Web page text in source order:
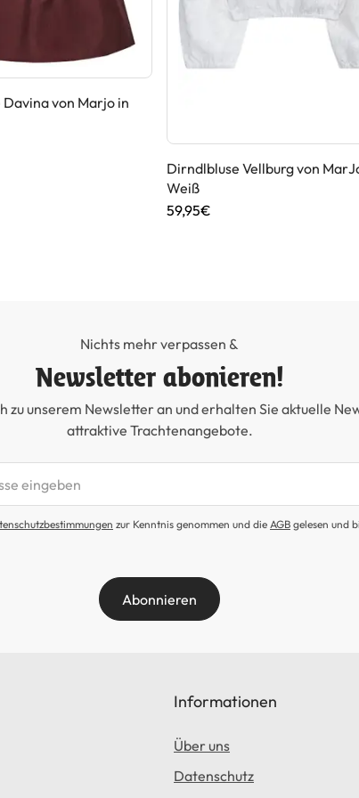
von Marjo in
Dirndlbluse Vellburg von
Weiß
59,95€
Nichts mehr verpassen &
Newsletter abonieren!
zu unserem Newsletter an und erhalten Sie aktuelle
attraktive Trachtenangebote.
abonnieren
zur Kenntnis genommen und die AGB gelesen und
Abonnieren
Informationen
Über uns
Datenschutz